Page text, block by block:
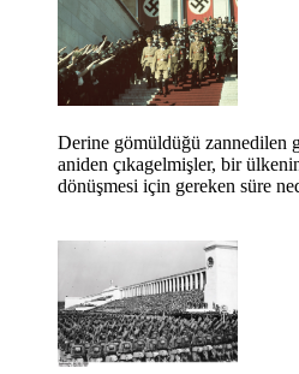
Derine gömüldüğü zannedilen
aniden çıkagelmişler, bir
dönüşmesi için gereken süre